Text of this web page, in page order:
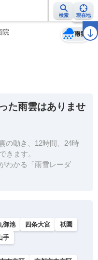
検索 現在地
警報・注意報 2週間天気 ラ
院 雨雲
天気 台風
た雨雲はありませ
の動き、12時間、24時
きます。
わかる「雨雪レーダ
御池 四条大宮
祇園
手